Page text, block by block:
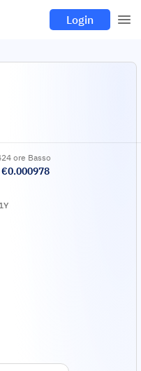
Login
24 ore Basso
€0.000978
1Y